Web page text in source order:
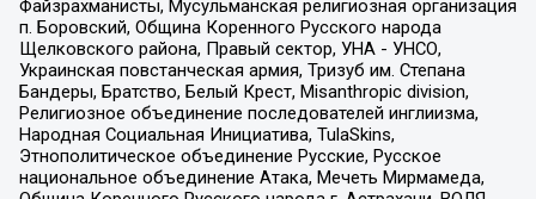
Файзрахманисты, Мусульманская религиозная организация
п. Боровский, Община Коренного Русского народа
Щелковского района, Правый сектор, УНА - УНСО,
Украинская повстанческая армия, Тризуб им. Степана
Бандеры, Братство, Белый Крест, Misanthropic division,
Религиозное объединение последователей инглиизма,
Народная Социальная Инициатива, TulaSkins,
Этнополитическое объединение Русские, Русское
национальное объединение Атака, Мечеть Мирмамеда,